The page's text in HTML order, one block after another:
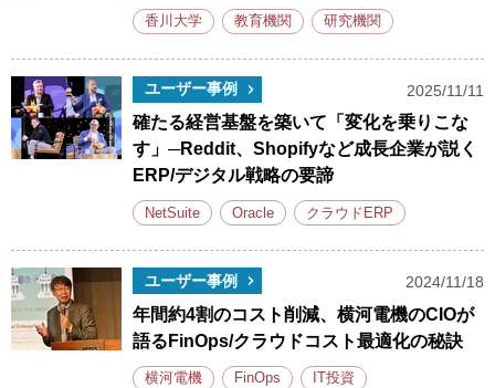
香川大学 教育機関 研究機関
ユーザー事例 2025/11/11
確たる経営基盤を築いて「変化を乗りこな
す」─Reddit、Shopifyなど成長企業が説く
ERP/デジタル戦略の要諦
NetSuite Oracle クラウドERP
ユーザー事例 2024/11/18
年間約4割のコスト削減、横河電機のCIOが
語るFinOps/クラウドコスト最適化の秘訣
横河電機 FinOps IT投資